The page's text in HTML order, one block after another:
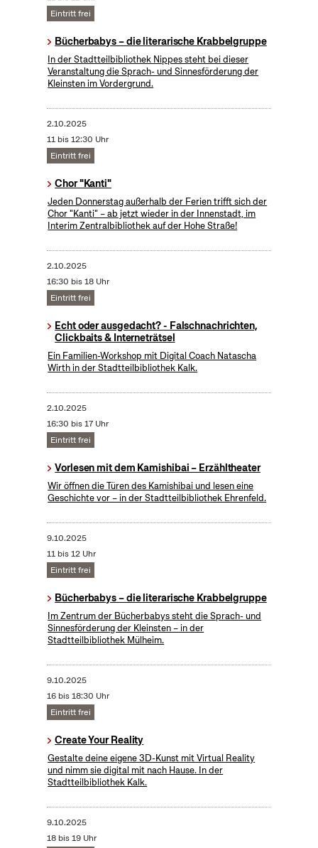
Eintritt frei
Bücherbabys – die literarische Krabbelgruppe
In der Stadtteilbibliothek Nippes steht bei dieser
Veranstaltung die Sprach- und Sinnesförderung der
Kleinsten im Vordergrund.
2.10.2025
11 bis 12:30 Uhr
Eintritt frei
Chor "Kanti"
Jeden Donnerstag außerhalb der Ferien trifft sich der
Chor "Kanti" – ab jetzt wieder in der Innenstadt, im
Interim Zentralbibliothek auf der Hohe Straße!
2.10.2025
16:30 bis 18 Uhr
Eintritt frei
Echt oder ausgedacht? - Falschnachrichten,
Clickbaits & Interneträtsel
Ein Familien-Workshop mit Digital Coach Natascha
Wirth in der Stadtteilbibliothek Kalk.
2.10.2025
16:30 bis 17 Uhr
Eintritt frei
Vorlesen mit dem Kamishibai – Erzähltheater
Wir öffnen die Türen des Kamishibai und lesen eine
Geschichte vor – in der Stadtteilbibliothek Ehrenfeld.
9.10.2025
11 bis 12 Uhr
Eintritt frei
Bücherbabys – die literarische Krabbelgruppe
Im Zentrum der Bücherbabys steht die Sprach- und
Sinnesförderung der Kleinsten – in der
Stadtteilbibliothek Mülheim.
9.10.2025
16 bis 18:30 Uhr
Eintritt frei
Create Your Reality
​Gestalte deine eigene 3D-Kunst mit Virtual Reality
und nimm sie digital mit nach Hause. In der
Stadtteilbibliothek Kalk.
9.10.2025
18 bis 19 Uhr